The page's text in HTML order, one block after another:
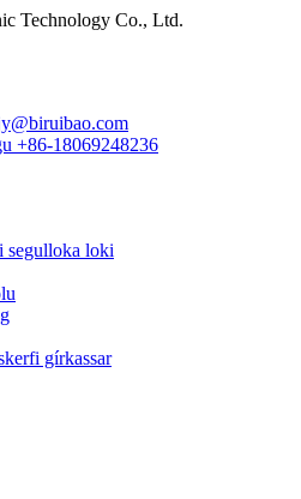
Technology Co., Ltd.
+86-18069248236
segulloka loki
gírkassar